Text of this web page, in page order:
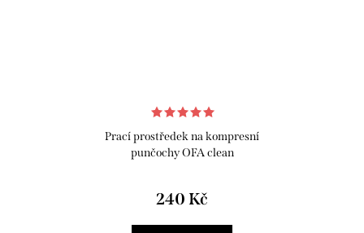
Prací prostředek na kompresní
punčochy OFA clean
240 Kč